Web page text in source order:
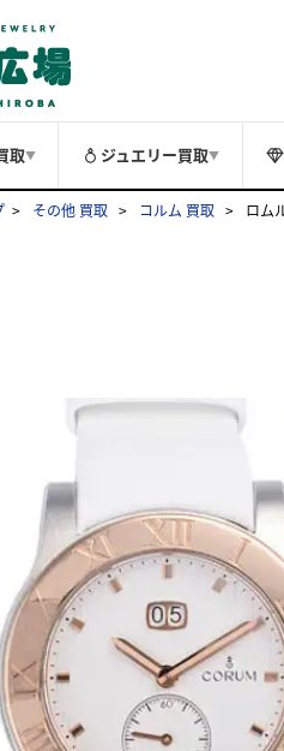
取▼ ジュエリー買取▼
その他 買取 コルム 買取 ロム